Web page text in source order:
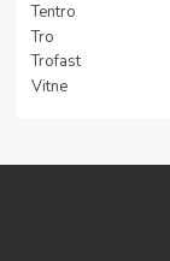
Tentro
Tro
Trofast
Vitne